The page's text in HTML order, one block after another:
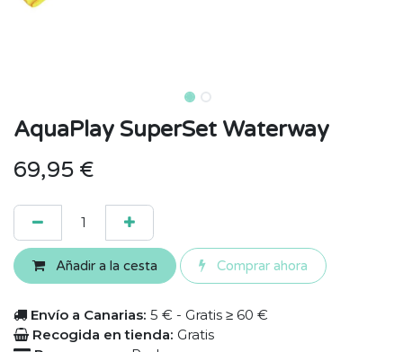
AquaPlay SuperSet Waterway
69,95 €
Añadir a la cesta Comprar ahora
Envío a Canarias: 5 € - Gratis ≥ 60 €
Recogida en tienda: Gratis